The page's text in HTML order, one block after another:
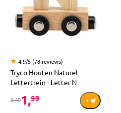
4.9/5 (78 reviews)
Tryco Houten Naturel
Lettertrein - Letter N
3,491,99